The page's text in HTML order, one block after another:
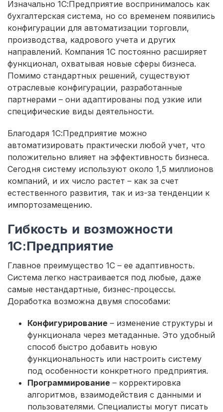
Изначально 1С:Предприятие воспринималось как
бухгалтерская система, но со временем появились
конфигурации для автоматизации торговли,
производства, кадрового учета и других
направлений. Компания 1С постоянно расширяет
функционал, охватывая новые сферы бизнеса.
Помимо стандартных решений, существуют
отраслевые конфигурации, разработанные
партнерами – они адаптированы под узкие или
специфические виды деятельности.
Благодаря 1С:Предприятие можно
автоматизировать практически любой учет, что
положительно влияет на эффективность бизнеса.
Сегодня систему используют около 1,5 миллионов
компаний, и их число растет – как за счет
естественного развития, так и из-за тенденции к
импортозамещению.
Гибкость и возможности
1С:Предприятие
Главное преимущество 1С – ее адаптивность.
Система легко настраивается под любые, даже
самые нестандартные, бизнес-процессы.
Доработка возможна двумя способами:
Конфигурирование – изменение структуры и
функционала через метаданные. Это удобный
способ быстро добавить новую
функциональность или настроить систему
под особенности конкретного предприятия.
Программирование – корректировка
алгоритмов, взаимодействия с данными и
пользователями. Специалисты могут писать